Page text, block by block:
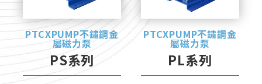
PTCXPUMP不鏽鋼金
屬磁力泵
PS系列
PTCXPUMP不鏽鋼金
屬磁力泵
PL系列